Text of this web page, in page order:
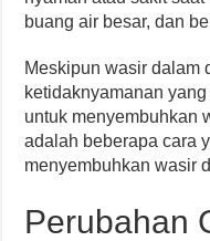
buang air besar, dan
Meskipun wasir dalam
ketidaknyamanan
untuk menyembuhkan
adalah beberapa cara
menyembuhkan wasir
Perubahan